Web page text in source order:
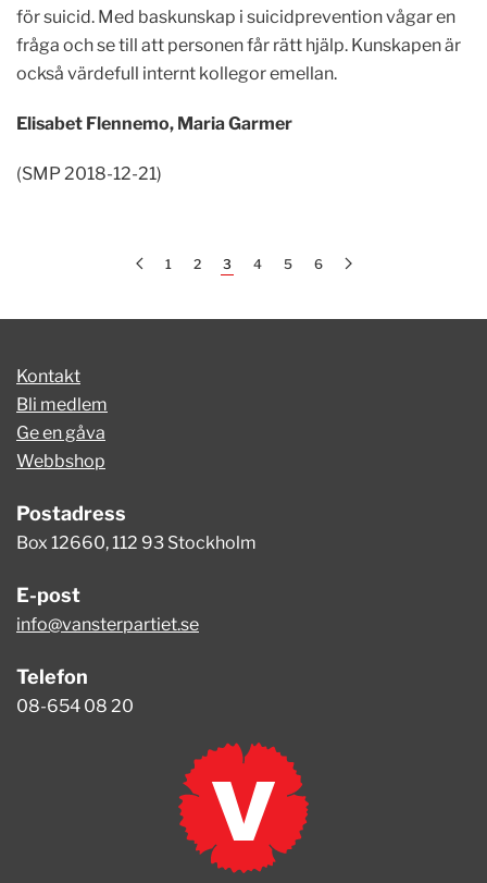
för suicid. Med baskunskap i suicidprevention vågar en
fråga och se till att personen får rätt hjälp. Kunskapen är
också värdefull internt kollegor emellan.
Elisabet Flennemo, Maria Garmer
(SMP 2018-12-21)
1 2 3 4 5 6
Kontakt
Bli medlem
Ge en gåva
Webbshop
Postadress
Box 12660, 112 93 Stockholm
E-post
info@vansterpartiet.se
Telefon
08-654 08 20